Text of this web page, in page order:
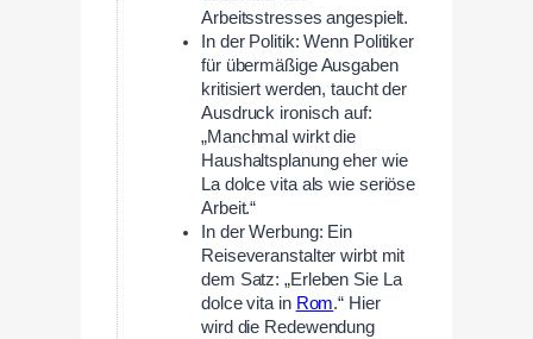
Arbeitsstresses angespielt.
In der Politik: Wenn Politiker
für übermäßige Ausgaben
kritisiert werden, taucht der
Ausdruck ironisch auf:
„Manchmal wirkt die
Haushaltsplanung eher wie
La dolce vita als wie seriöse
Arbeit.“
In der Werbung: Ein
Reiseveranstalter wirbt mit
dem Satz: „Erleben Sie La
dolce vita in Rom.“ Hier
wird die Redewendung